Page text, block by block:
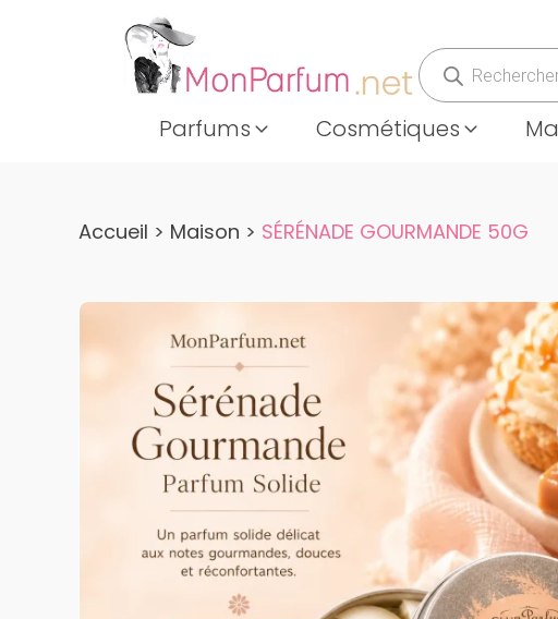
Recherche
de
produits
Parfums Cosmétiques
Accueil > Maison > SÉRÉNADE GOURMANDE 50G